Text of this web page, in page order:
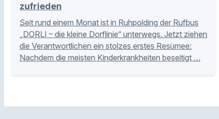
zufrieden
Seit rund einem Monat ist in Ruhpolding der Rufbus
„DORLI – die kleine Dorflinie“ unterwegs. Jetzt ziehen
die Verantwortlichen ein stolzes erstes Resümee:
Nachdem die meisten Kinderkrankheiten beseitigt …